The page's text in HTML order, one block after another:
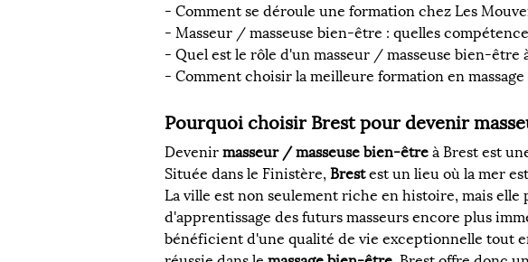
- Comment se déroule une formation chez Les
- Masseur / masseuse bien-être : quelles
- Quel est le rôle d'un masseur / masseuse bien-être
- Comment choisir la meilleure formation en massage
Pourquoi choisir Brest pour devenir
Devenir masseur / masseuse bien-être à Brest est
Située dans le Finistère, Brest est un lieu où la mer
La ville est non seulement riche en histoire, mais
d'apprentissage des futurs masseurs encore plus
bénéficient d'une qualité de vie exceptionnelle tout